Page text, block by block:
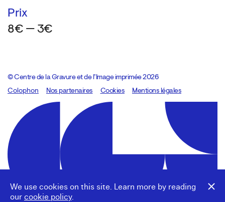
We use cookies on this site. Learn more by reading
our cookie policy.
Prix
8€ — 3€
© Centre de la Gravure et de l’Image imprimée 2026
Colophon
Design:Marcel Kaczmarek, code:8080.studio
Nos partenaires Cookies Mentions légales